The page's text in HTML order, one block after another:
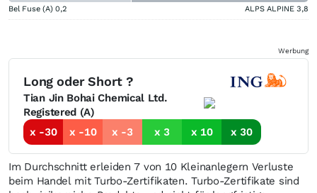
Bel Fuse (A) 0,2 ALPS ALPINE 3,8
Werbung
Long oder Short ?
Tian Jin Bohai Chemical Ltd.
Registered (A)
x -30
x -10 x -3 x 3 x 10 x 30
Im Durchschnitt erleiden 7 von 10 Kleinanlegern Verluste
beim Handel mit Turbo-Zertifikaten. Turbo-Zertifikate sind